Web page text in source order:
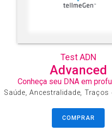
Test ADN
Advanced
Conheça seu DNA em
Saúde, Ancestralidade, Traços
COMPRAR